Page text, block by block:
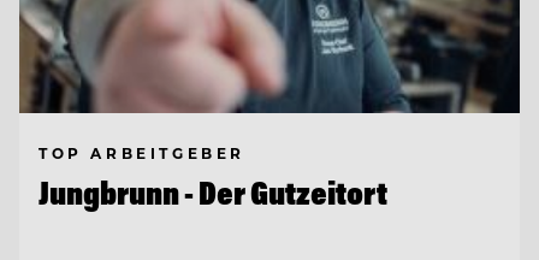
TOP ARBEITGEBER
Jungbrunn - Der Gutzeitort